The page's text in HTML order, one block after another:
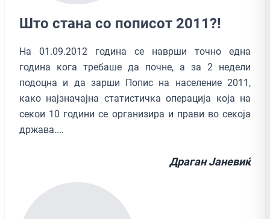
Што стана со пописот 2011?!
На 01.09.2012 година се наврши точно една
година кога требаше да почне, а за 2 недели
подоцна и да зарши Попис на население 2011,
како најзначајна статистичка операција која на
секои 10 години се организира и прави во секоја
држава....
Драган Јаневиќ